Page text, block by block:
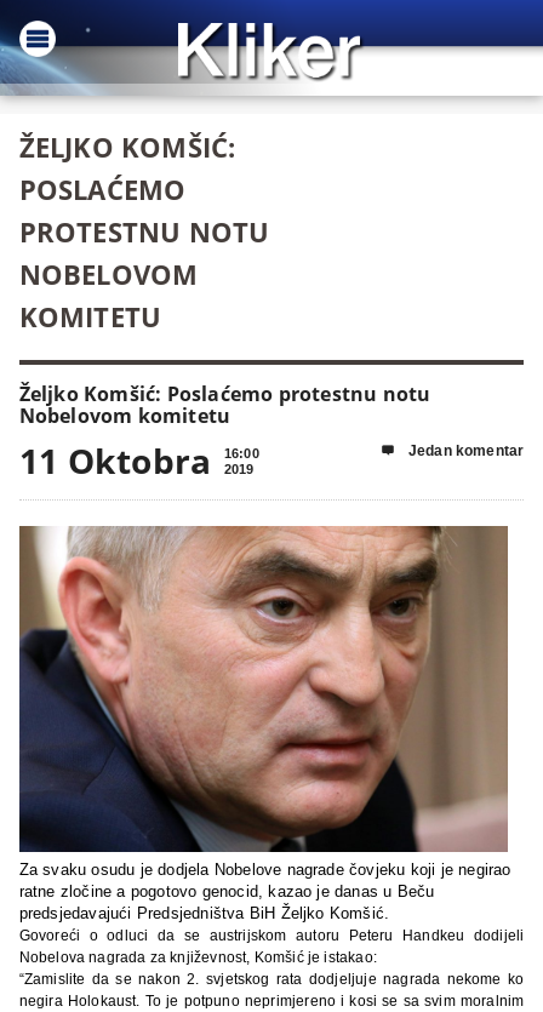
ŽELJKO KOMŠIĆ:
POSLAĆEMO
PROTESTNU NOTU
NOBELOVOM
KOMITETU
Željko Komšić: Poslaćemo protestnu notu
Nobelovom komitetu
11 Oktobra
16:00
2019
 Jedan komentar
Za svaku osudu je dodjela Nobelove nagrade čovjeku koji je negirao
ratne zločine a pogotovo genocid, kazao je danas u Beču
predsjedavajući Predsjedništva BiH Željko Komšić.
Govoreći o odluci da se austrijskom autoru Peteru Handkeu dodijeli
Nobelova nagrada za književnost, Komšić je istakao:
“Zamislite da se nakon 2. svjetskog rata dodjeljuje nagrada nekome ko
negira Holokaust. To je potpuno neprimjereno i kosi se sa svim moralnim